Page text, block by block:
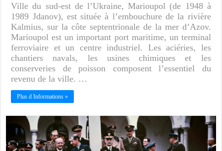
Ville du sud-est de l’Ukraine, Marioupol (de 1948 à
1989 Jdanov), est située à l’embouchure de la rivière
Kalmius, sur la côte septentrionale de la mer d’Azov.
Marioupol est un important port maritime, un terminal
ferroviaire et un centre industriel. Les aciéries, les
chantiers navals, les usines chimiques et les
conserveries de poisson composent l’essentiel du
revenu de la ville. …
Plus d Informations »